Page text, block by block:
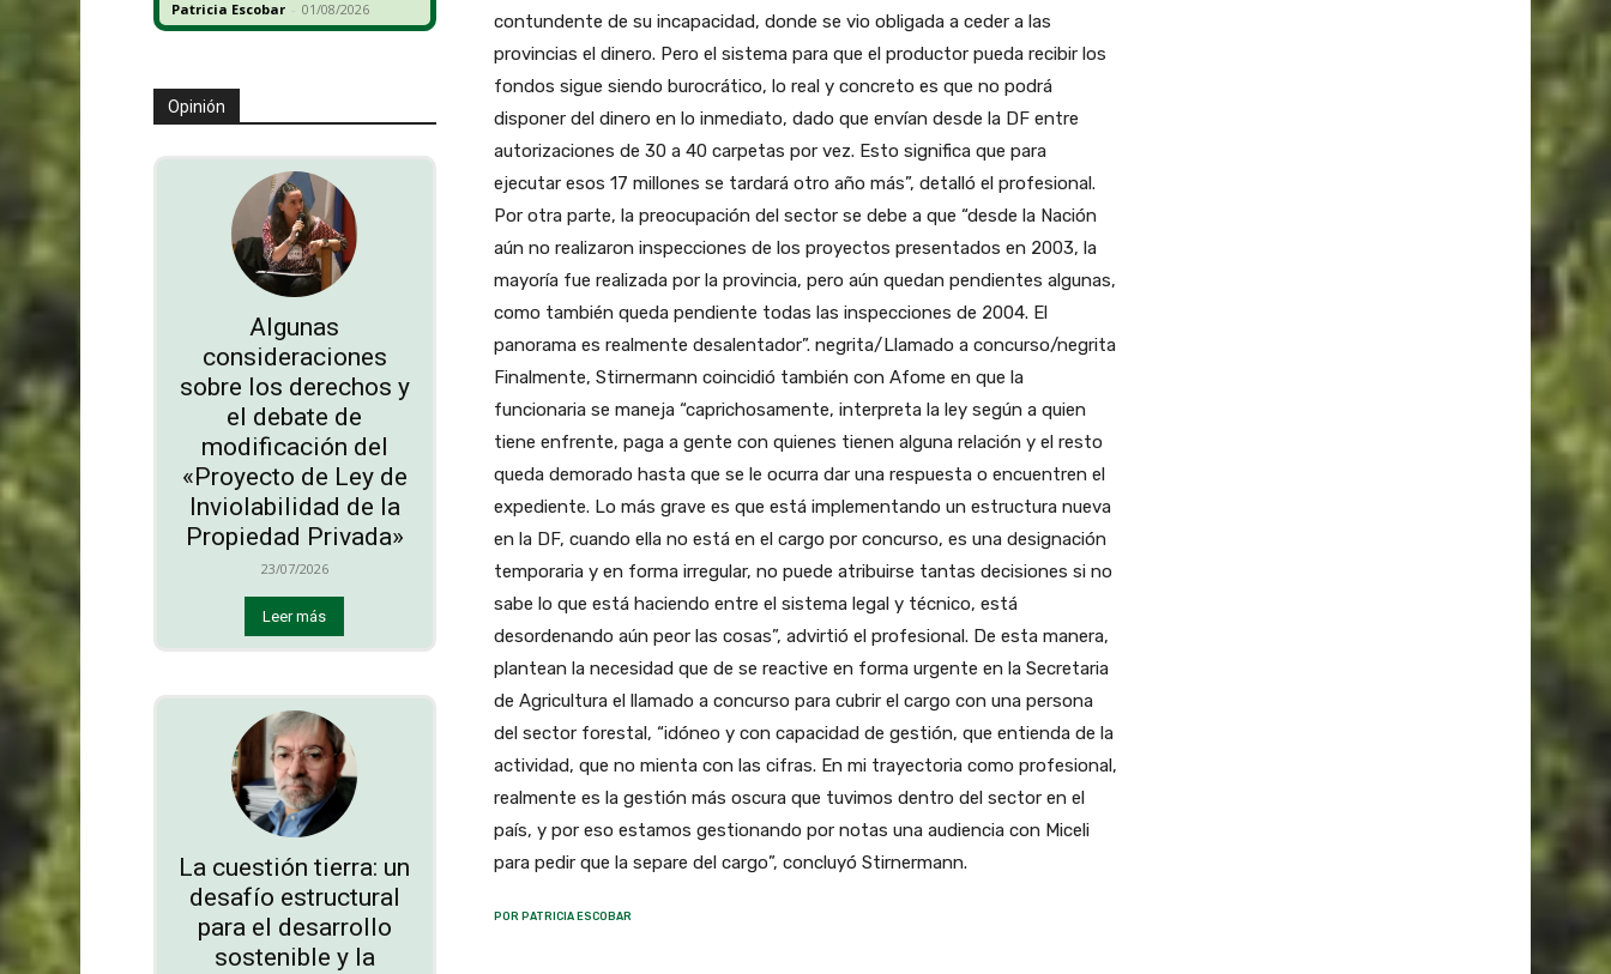
Patricia Escobar - 01/08/2026
Opinión
Algunas
consideraciones
sobre los derechos y
el debate de
modificación del
«Proyecto de Ley de
Inviolabilidad de la
Propiedad Privada»
23/07/2026
Leer más
La cuestión tierra: un
desafío estructural
para el desarrollo
sostenible y la
contundente de su incapacidad, donde se vio obligada a ceder a las
provincias el dinero. Pero el sistema para que el productor pueda recibir los
fondos sigue siendo burocrático, lo real y concreto es que no podrá
disponer del dinero en lo inmediato, dado que envían desde la DF entre
autorizaciones de 30 a 40 carpetas por vez. Esto significa que para
ejecutar esos 17 millones se tardará otro año más”, detalló el profesional.
Por otra parte, la preocupación del sector se debe a que “desde la Nación
aún no realizaron inspecciones de los proyectos presentados en 2003, la
mayoría fue realizada por la provincia, pero aún quedan pendientes algunas,
como también queda pendiente todas las inspecciones de 2004. El
panorama es realmente desalentador”. negrita/Llamado a concurso/negrita
Finalmente, Stirnermann coincidió también con Afome en que la
funcionaria se maneja “caprichosamente, interpreta la ley según a quien
tiene enfrente, paga a gente con quienes tienen alguna relación y el resto
queda demorado hasta que se le ocurra dar una respuesta o encuentren el
expediente. Lo más grave es que está implementando un estructura nueva
en la DF, cuando ella no está en el cargo por concurso, es una designación
temporaria y en forma irregular, no puede atribuirse tantas decisiones si no
sabe lo que está haciendo entre el sistema legal y técnico, está
desordenando aún peor las cosas”, advirtió el profesional. De esta manera,
plantean la necesidad que de se reactive en forma urgente en la Secretaria
de Agricultura el llamado a concurso para cubrir el cargo con una persona
del sector forestal, “idóneo y con capacidad de gestión, que entienda de la
actividad, que no mienta con las cifras. En mi trayectoria como profesional,
realmente es la gestión más oscura que tuvimos dentro del sector en el
país, y por eso estamos gestionando por notas una audiencia con Miceli
para pedir que la separe del cargo”, concluyó Stirnermann.
POR PATRICIA ESCOBAR